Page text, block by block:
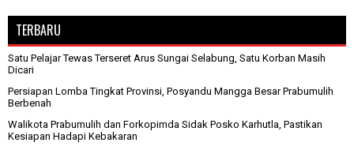
TERBARU
Satu Pelajar Tewas Terseret Arus Sungai Selabung, Satu Korban Masih
Dicari
Persiapan Lomba Tingkat Provinsi, Posyandu Mangga Besar Prabumulih
Berbenah
Walikota Prabumulih dan Forkopimda Sidak Posko Karhutla, Pastikan
Kesiapan Hadapi Kebakaran